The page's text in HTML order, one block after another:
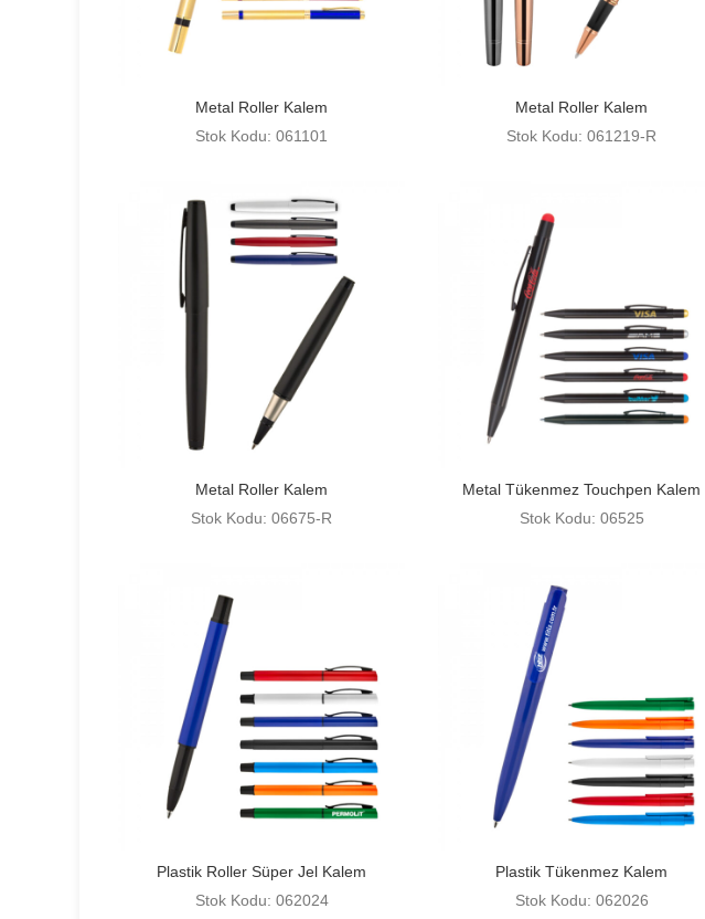
Metal Roller Kalem
Stok Kodu: 061101
Metal Roller Kalem
Stok Kodu: 061219-R
Metal Roller Kalem
Stok Kodu: 06675-R
Metal Tükenmez Touchpen Kalem
Stok Kodu: 06525
Plastik Roller Süper Jel Kalem
Stok Kodu: 062024
Plastik Tükenmez Kalem
Stok Kodu: 062026